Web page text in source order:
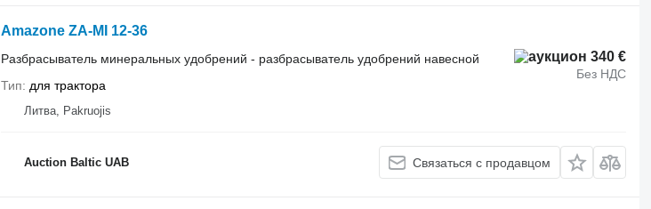
Amazone ZA-MI 12-36
340 €
Без НДС
Разбрасыватель минеральных удобрений - разбрасыватель удобрений навесной
Тип
для трактора
Литва, Pakruojis
Auction Baltic UAB Связаться с продавцом